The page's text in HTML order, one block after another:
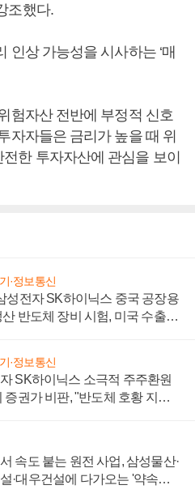
조했다.
인상 가능성을 시사하는 ‘매
험자산 전반에 부정적 신호
자자들은 금리가 높을 때 위
한 투자자산에 관심을 보이
·정보통신
성전자 SK하이닉스 중국 공장용
반도체 장비 시험, 미국 수출통
·정보통신
SK하이닉스 소극적 주주환원
증권가 비판, "반도체 호황 지속
속도 붙는 원전 사업, 삼성물산·
·대우건설에 다가오는 '약속의